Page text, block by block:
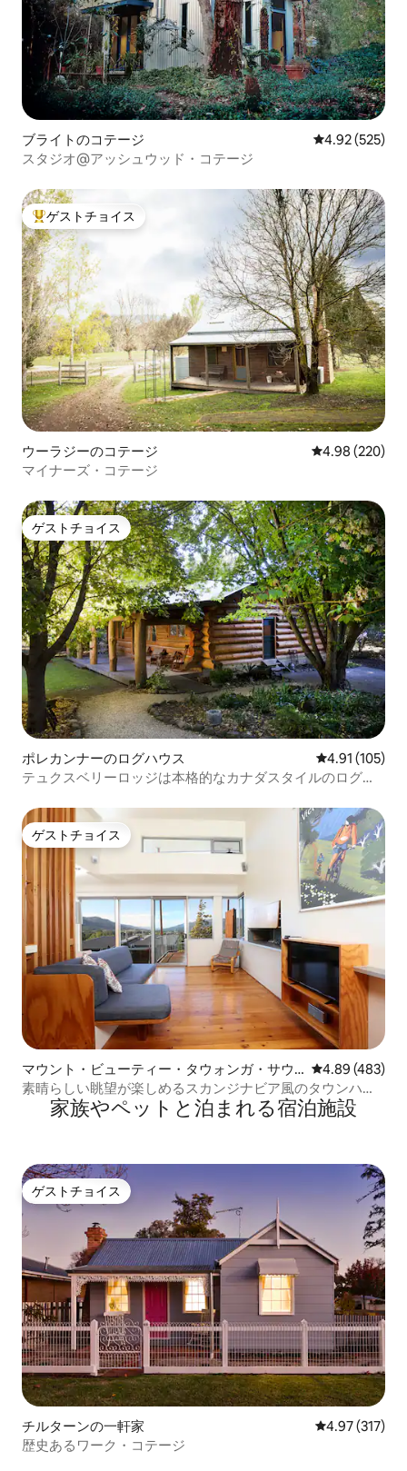
ブライトのコテージ レビュー525
4.92 (525)
スタジオ@アッシュウッド・コテージ
大好評のゲストチョイスです。
ゲストチョイス
ウーラジーのコテージ レビュー220
4.98 (220)
マイナーズ・コテージ
ゲストチョイス
ゲストチョイス
ポレカンナーのログハウス レビュー105
4.91 (105)
テュクスベリーロッジは本格的なカナダスタイルのログハ
ゲストチョイス
ゲストチョイス
マウント・ビューティー・タウォンガ・サウ
スのマンション・アパート
レビュー483
4.89 (483)
素晴らしい眺望が楽しめるスカンジナビア風のタウンハウ
家族やペットと泊まれる宿泊施設
ゲストチョイス
ゲストチョイス
チルターンの一軒家 レビュー317
4.97 (317)
歴史あるワーク・コテージ